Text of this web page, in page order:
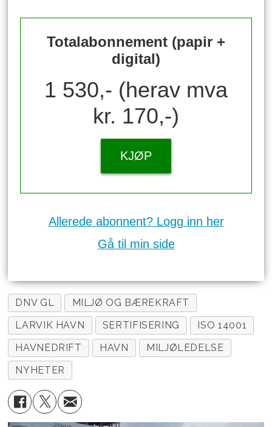
Totalabonnement (papir +
digital)
1 530,- (herav mva
kr. 170,-)
KJØP
Allerede abonnent? Logg inn her
Gå til min side
DNV GL
MILJØ OG BÆREKRAFT
LARVIK HAVN
SERTIFISERING
ISO 14001
HAVNEDRIFT
HAVN
MILJØLEDELSE
NYHETER